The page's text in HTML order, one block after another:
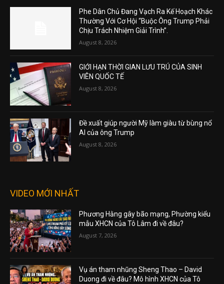
Phe Dân Chủ Đang Vạch Ra Kế Hoạch Khác
Thường Với Cơ Hội “Buộc Ông Trump Phải
Chịu Trách Nhiệm Giải Trình”.
August 8, 2026
GIỚI HẠN THỜI GIAN LƯU TRÚ CỦA SINH
VIÊN QUỐC TẾ
August 8, 2026
Đề xuất giúp người Mỹ làm giàu từ bùng nổ
AI của ông Trump
August 8, 2026
VIDEO MỚI NHẤT
Phương Hằng gây bão mạng, Phường kiểu
mẫu XHCN của Tô Lâm đi về đâu?
August 7, 2026
Vụ án tham nhũng Sheng Thao – David
Duong đi về đâu? Mô hình XHCN của Tô